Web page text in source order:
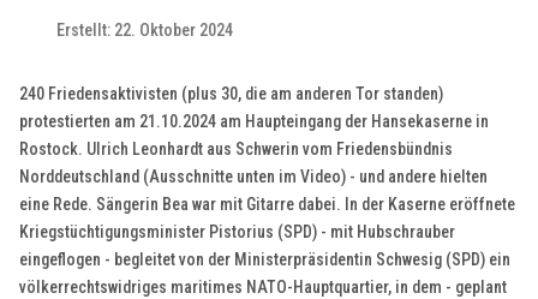
Erstellt: 22. Oktober 2024
240 Friedensaktivisten (plus 30, die am anderen Tor standen)
protestierten am 21.10.2024 am Haupteingang der Hansekaserne in
Rostock. Ulrich Leonhardt aus Schwerin vom Friedensbündnis
Norddeutschland (Ausschnitte unten im Video) - und andere hielten
eine Rede. Sängerin Bea war mit Gitarre dabei. In der Kaserne eröffnete
Kriegstüchtigungsminister Pistorius (SPD) - mit Hubschrauber
eingeflogen - begleitet von der Ministerpräsidentin Schwesig (SPD) ein
völkerrechtswidriges maritimes NATO-Hauptquartier, in dem - geplant